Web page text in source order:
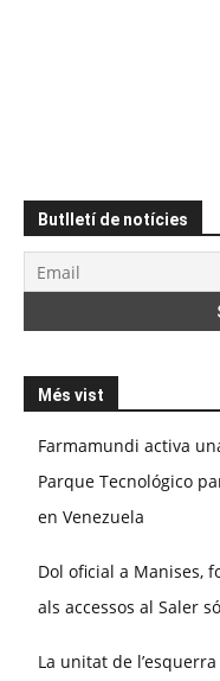
Butlletí de notícies
Més vist
Farmamundi activa
Parque Tecnológico
en Venezuela
Dol oficial a Manises,
als accessos al Saler
La unitat de